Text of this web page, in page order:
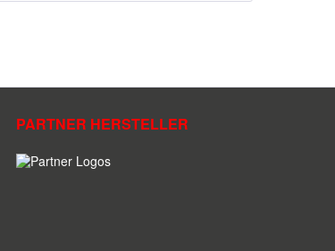
PARTNER HERSTELLER